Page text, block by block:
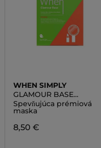
WHEN SIMPLY
GLAMOUR BASE
FIRMING PREMIUM BIO-
CELLULOSE SHEET MASK
Spevňujúca prémiová
maska
8,50 €